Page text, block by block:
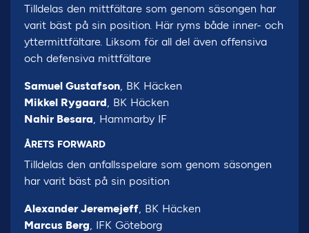
Tilldelas den mittfältare som genom säsongen har
varit bäst på sin position. Här ryms både inner- och
yttermittfältare. Liksom för all del även offensiva
och defensiva mittfältare
Samuel Gustafson, BK Häcken
Mikkel Rygaard, BK Häcken
Nahir Besara, Hammarby IF
ÅRETS FORWARD
Tilldelas den anfallsspelare som genom säsongen
har varit bäst på sin position
Alexander Jeremejeff, BK Häcken
Marcus Berg, IFK Göteborg